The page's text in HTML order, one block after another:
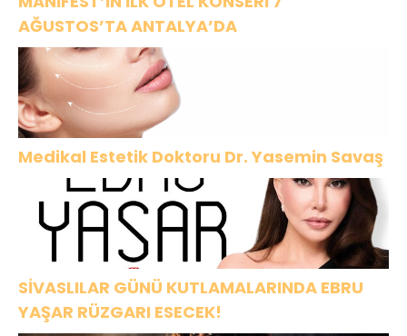
AĞUSTOS’TA ANTALYA’DA
Medikal Estetik Doktoru Dr. Yasemin Savaş
SİVASLILAR GÜNÜ KUTLAMALARINDA EBRU
YAŞAR RÜZGARI ESECEK!